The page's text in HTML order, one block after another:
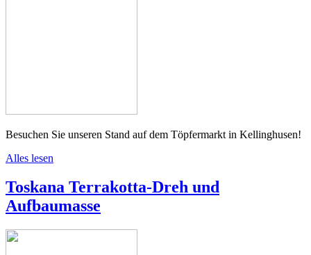
Besuchen Sie unseren Stand auf dem Töpfermarkt in Kellinghusen!
Alles lesen
Toskana Terrakotta-Dreh und
Aufbaumasse